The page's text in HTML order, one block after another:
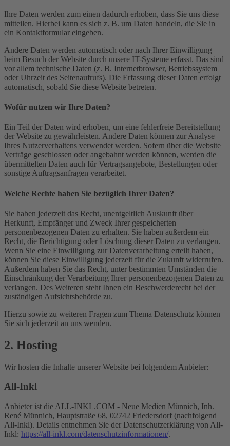
Ihre Daten werden zum einen dadurch erhoben, dass Sie uns diese
mitteilen. Hierbei kann es sich z. B. um Daten handeln, die Sie in
ein Kontaktformular eingeben.
Andere Daten werden automatisch oder nach Ihrer Einwilligung
beim Besuch der Website durch unsere IT-Systeme erfasst. Das sind
vor allem technische Daten (z. B. Internetbrowser, Betriebssystem
oder Uhrzeit des Seitenaufrufs). Die Erfassung dieser Daten erfolgt
automatisch, sobald Sie diese Website betreten.
Wofür nutzen wir Ihre Daten?
Ein Teil der Daten wird erhoben, um eine fehlerfreie Bereitstellung
der Website zu gewährleisten. Andere Daten können zur Analyse
Ihres Nutzerverhaltens verwendet werden. Sofern über die Website
Verträge geschlossen oder angebahnt werden können, werden die
übermittelten Daten auch für Vertragsangebote, Bestellungen oder
sonstige Auftragsanfragen verarbeitet.
Welche Rechte haben Sie bezüglich Ihrer Daten?
Sie haben jederzeit das Recht, unentgeltlich Auskunft über
Herkunft, Empfänger und Zweck Ihrer gespeicherten
personenbezogenen Daten zu erhalten. Sie haben außerdem ein
Recht, die Berichtigung oder Löschung dieser Daten zu verlangen.
Wenn Sie eine Einwilligung zur Datenverarbeitung erteilt haben,
können Sie diese Einwilligung jederzeit für die Zukunft widerrufen.
Außerdem haben Sie das Recht, unter bestimmten Umständen die
Einschränkung der Verarbeitung Ihrer personenbezogenen Daten zu
verlangen. Des Weiteren steht Ihnen ein Beschwerderecht bei der
zuständigen Aufsichtsbehörde zu.
Hierzu sowie zu weiteren Fragen zum Thema Datenschutz können
Sie sich jederzeit an uns wenden.
2. Hosting
Wir hosten die Inhalte unserer Website bei folgendem Anbieter:
All-Inkl
Anbieter ist die ALL-INKL.COM - Neue Medien Münnich, Inh.
René Münnich, Hauptstraße 68, 02742 Friedersdorf (nachfolgend
All-Inkl). Details entnehmen Sie der Datenschutzerklärung von All-
Inkl: https://all-inkl.com/datenschutzinformationen/.